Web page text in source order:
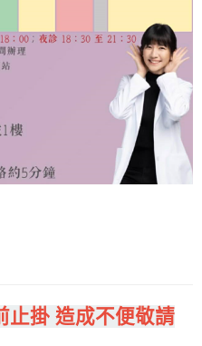
止掛 造成不便敬請